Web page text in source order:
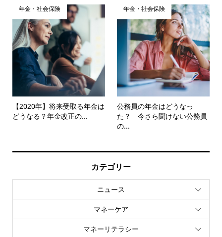
年金・社会保険
【2020年】将来受取る年金は
どうなる？年金改正の...
年金・社会保険
公務員の年金はどうなっ
た？ 今さら聞けない公務員
の...
カテゴリー
ニュース
マネーケア
マネーリテラシー